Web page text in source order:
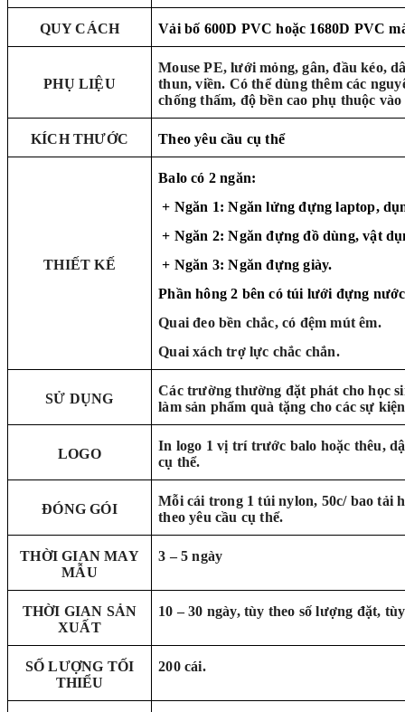
QUY CÁCH Vải bố 600D PVC hoặc 1680D PVC
PHỤ LIỆU
Mouse PE, lưới mỏng, gân, đầu kéo,
thun, viền. Có thể dùng thêm các
chống thấm, độ bền cao phụ thuộc
KÍCH THƯỚC Theo yêu cầu cụ thể
THIẾT KẾ
Balo có 2 ngăn:
+ Ngăn 1: Ngăn lửng đựng laptop,
+ Ngăn 2: Ngăn đựng đồ dùng, vật
+ Ngăn 3: Ngăn đựng giày.
Phần hông 2 bên có túi lưới đựng
Quai đeo bền chắc, có đệm mút êm.
Quai xách trợ lực chắc chắn.
SỬ DỤNG
Các trường thường đặt phát cho học
làm sản phẩm quà tặng cho các sự
LOGO
In logo 1 vị trí trước balo hoặc thêu,
cụ thể.
ĐÓNG GÓI
Mỗi cái trong 1 túi nylon, 50c/ bao tải
theo yêu cầu cụ thể.
THỜI GIAN MAY
MẪU
3 – 5 ngày
THỜI GIAN SẢN
XUẤT
10 – 30 ngày, tùy theo số lượng đặt,
SỐ LƯỢNG TỐI
THIỂU
200 cái.